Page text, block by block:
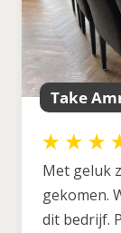
Take
Met geluk
gekomen.
dit bedrijf.